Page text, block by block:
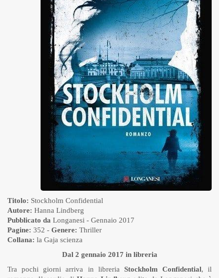
Titolo: Stockholm Confidential
Autore: Hanna Lindberg
Pubblicato da Longanesi - Gennaio 2017
Pagine: 352 - Genere: Thriller
Collana: la Gaja scienza
Dal 2 gennaio 2017 in libreria
Tra pochi giorni arriva in libreria Stockholm Confidential, il